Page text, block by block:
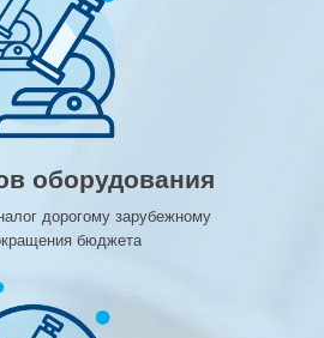
оборудования
дорогому зарубежному
бюджета